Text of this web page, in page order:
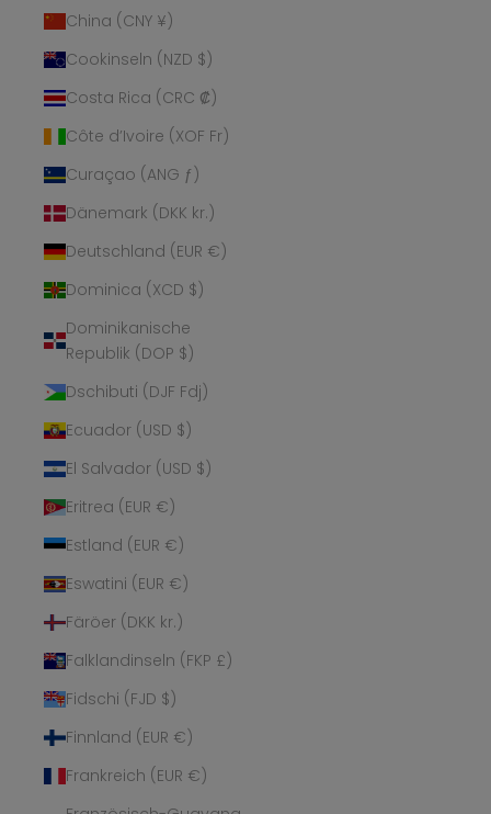
China (CNY ¥)
Cookinseln (NZD $)
Costa Rica (CRC ₡)
Côte d’Ivoire (XOF Fr)
Curaçao (ANG ƒ)
Dänemark (DKK kr.)
Deutschland (EUR €)
Dominica (XCD $)
Dominikanische
Republik (DOP $)
Dschibuti (DJF Fdj)
Ecuador (USD $)
El Salvador (USD $)
Eritrea (EUR €)
Estland (EUR €)
Eswatini (EUR €)
Färöer (DKK kr.)
Falklandinseln (FKP £)
Fidschi (FJD $)
Finnland (EUR €)
Frankreich (EUR €)